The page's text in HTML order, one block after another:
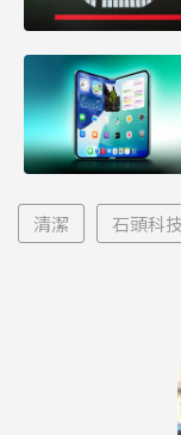
清潔 石頭科技